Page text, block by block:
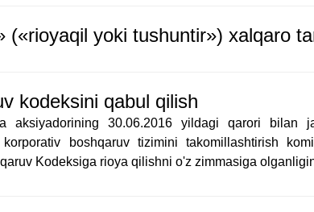
(«rioyaqil yoki tushuntir») xalqaro
kodeksini qabul qilish
aksiyadorining 30.06.2016 yildagi qarori
boshqaruv tizimini takomillashtirish
Kodeksiga rioya qilishni o'z zimmasiga